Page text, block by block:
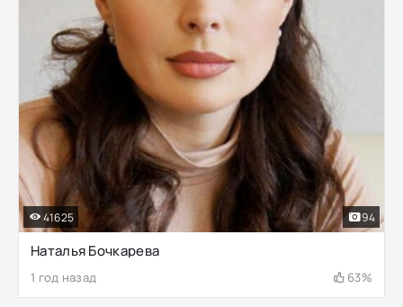
Наталья Бочкарева
1 год назад 63%
41625 94